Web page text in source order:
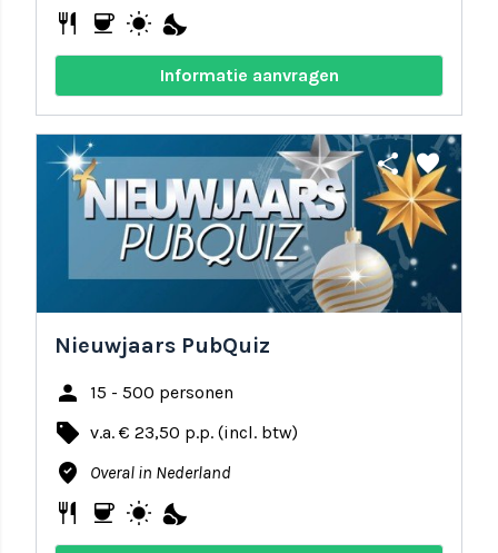
restaurant coffee wb_sunny nights_stay
Informatie aanvragen
share favorite
Nieuwjaars PubQuiz
person 15 - 500 personen
local_offer v.a. € 23,50 p.p. (incl. btw)
where_to_vote Overal in Nederland
restaurant coffee wb_sunny nights_stay